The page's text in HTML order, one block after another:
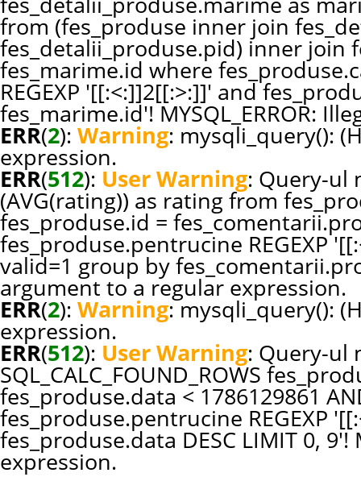
from (fes_produse inner join
fes_detalii_produse.pid) inner join
fes_marime.id where
REGEXP '[[:<:]]2[[:>:]]' and
fes_marime.id'! MYSQL_ERROR:
ERR(2): Warning: mysqli_query():
expression.
ERR(512): User Warning: Query-ul
(AVG(rating)) as rating from
fes_produse.id =
fes_produse.pentrucine REGEXP
valid=1 group by
argument to a regular expression.
ERR(2): Warning: mysqli_query():
expression.
ERR(512): User Warning: Query-ul
SQL_CALC_FOUND_ROWS
fes_produse.data < 1786129861
fes_produse.pentrucine REGEXP
fes_produse.data DESC LIMIT 0,
expression.